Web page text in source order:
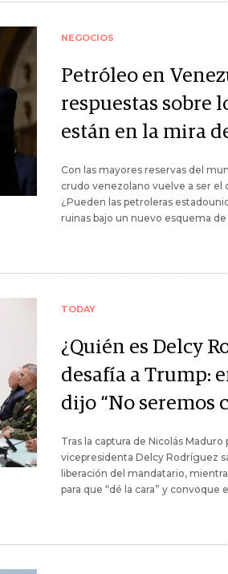
NEGOCIOS
Petróleo en
respuestas sobre
están en la mira
Con las mayores reservas del
crudo venezolano vuelve a ser
¿Pueden las petroleras
ruinas bajo un nuevo esquema
TODAY
¿Quién es Delcy
desafía a Trump:
dijo “No seremos
Tras la captura de Nicolás
vicepresidenta Delcy Rodríguez
liberación del mandatario,
para que “dé la cara” y convoque